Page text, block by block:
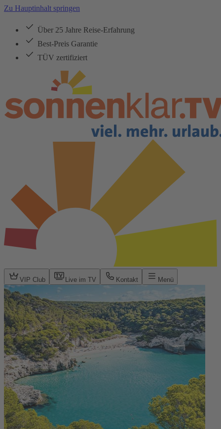
Zu Hauptinhalt springen
Über 25 Jahre Reise-Erfahrung
Best-Preis Garantie
TÜV zertifiziert
VIP Club Live im TV Kontakt Menü